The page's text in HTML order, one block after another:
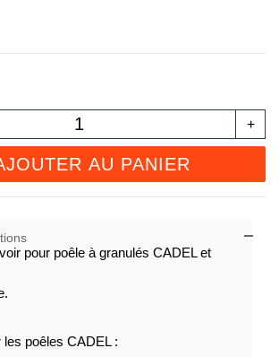
+
AU PANIER
pour poêle à granulés CADEL et
poêles CADEL :